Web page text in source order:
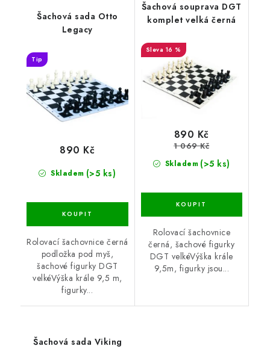
Šachová sada Otto
Legacy
Tip
Skladem (>5 ks)
890 Kč
Rolovací šachovnice černá
podložka pod myš,
šachové figurky DGT
velkéVýška krále 9,5 m,
figurky...
Šachová souprava DGT
komplet velká černá
16 %
Skladem (>5 ks)
890 Kč
1 069 Kč
Rolovací šachovnice
černá, šachové figurky
DGT velkéVýška krále
9,5m, figurky jsou...
Šachová sada Viking